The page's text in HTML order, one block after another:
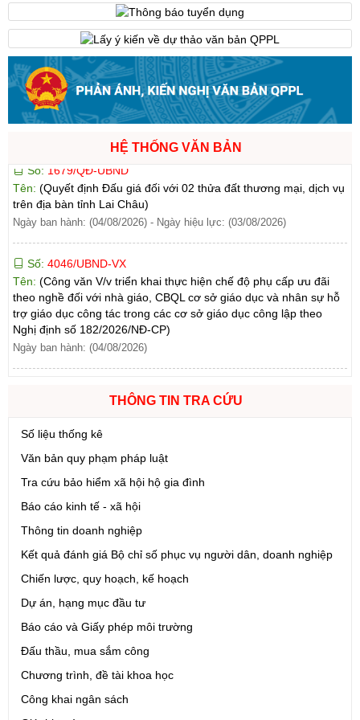
HỆ THỐNG VĂN BẢN
Ngày ban hành: (04/08/2026) -Ngày hiệu lực: (04/08/2026)
Số:1679/QĐ-UBND
Tên:(Quyết định Đấu giá đối với 02 thửa đất thương mại, dịch vụ
trên địa bàn tỉnh Lai Châu)
Ngày ban hành: (04/08/2026) -Ngày hiệu lực: (03/08/2026)
Tên:(Công văn V/v triển khai thực hiện chế độ phụ cấp ưu đãi
theo nghề đối với nhà giáo, CBQL cơ sở giáo dục và nhân sự hỗ
trợ giáo dục công tác trong các cơ sở giáo dục công lập theo
Nghị định số 182/2026/NĐ-CP)
Ngày ban hành: (04/08/2026)
Số:1721/QĐ-UBND
Tên: (Quyết định Phê duyệt phương án đấu giá quyền sử dụng
đất đối với 04 thửa đất thương mại, dịch vụ năm 2026 trên địa
bàn tỉnh Lai Châu)
Ngày ban hành: (07/08/2026)
6731/UBND-KTN
303/2026/NĐ-CP ngày 01/8/2026 của Chính phủ sửa đổi, bổ
15/3/2024 của Chính phủ về quản lý, phát triển cụm công nghiệp)
Ngày ban hành: (06/08/2026)
Tên:(Quyết định Về việc công bố thủ tục hành chính được sửa
đổi, bổ sung và phê duyệt Quy trình nội bộ giải quyết trong lĩnh
vực thành lập và hoạt động của hộ kinh doanh thuộc phạm vi
chức năng quản lý của Sở Tài chính)
Ngày ban hành: (05/08/2026)
Số:1705/QĐ-UBND
sung và phê duyệt Quy trình nội bộ giải quyết thủ tục hành chính
trong lĩnh vực đấu thầu lựa chọn nhà đầu tư thuộc phạm vi chức
THÔNG TIN TRA CỨU
Số liệu thống kê
Văn bản quy phạm pháp luật
Tra cứu bảo hiểm xã hội hộ gia đình
Báo cáo kinh tế - xã hội
Thông tin doanh nghiệp
Kết quả đánh giá Bộ chỉ số phục vụ người dân, doanh nghiệp
Chiến lược, quy hoạch, kế hoạch
Dự án, hạng mục đầu tư
Báo cáo và Giấy phép môi trường
Đấu thầu, mua sắm công
Chương trình, đề tài khoa học
Công khai ngân sách